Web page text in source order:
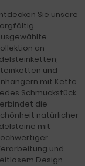
Sie unsere
an
und
mit Kette.
Schmuckstück
die
natürlicher
mit
und
Design.